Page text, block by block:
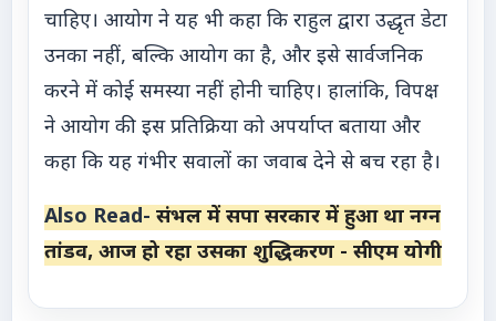
चाहिए। आयोग ने यह भी कहा कि राहुल द्वारा उद्धृत डेटा
उनका नहीं, बल्कि आयोग का है, और इसे सार्वजनिक
करने में कोई समस्या नहीं होनी चाहिए। हालांकि, विपक्ष
ने आयोग की इस प्रतिक्रिया को अपर्याप्त बताया और
कहा कि यह गंभीर सवालों का जवाब देने से बच रहा है।
Also Read- संभल में सपा सरकार में हुआ था नग्न
तांडव, आज हो रहा उसका शुद्धिकरण - सीएम योगी